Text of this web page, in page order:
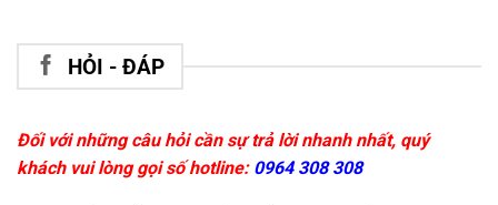
HỎI - ĐÁP
Đối với những câu hỏi cần sự trả lời nhanh nhất, quý
khách vui lòng gọi số hotline: 0964 308 308